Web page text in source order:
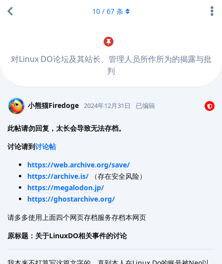
对Linux DO论坛及其站长、管理人员所作所为的揭露与批
判
10 / 67 条
小熊猫Firedoge 2024年12月31日 已编辑
此帖请勿回复，太长会导致无法存档。
讨论请到讨论帖
https://web.archive.org/save/
https://archive.is/ （存在安全风险）
https://megalodon.jp/
https://ghostarchive.org/
请多多使用上面四个网页存档服务存档本网页
原标题：关于LinuxDO相关事件的讨论